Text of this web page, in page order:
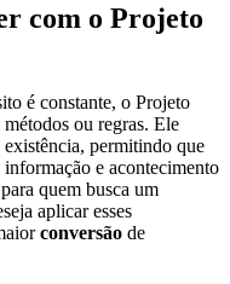
com o Projeto
é constante, o Projeto
ou regras. Ele
permitindo que
e acontecimento
quem busca um
aplicar esses
conversão de